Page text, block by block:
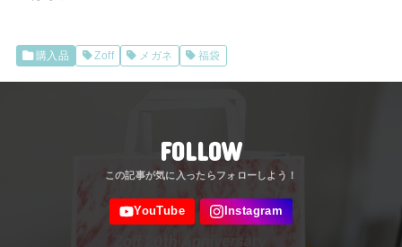
購入品 Zoff メガネ 福袋
FOLLOW